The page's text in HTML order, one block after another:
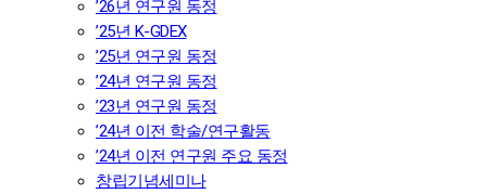
’26년 연구원 동정
’25년 K-GDEX
’25년 연구원 동정
’24년 연구원 동정
’23년 연구원 동정
’24년 이전 학술/연구활동
’24년 이전 연구원 주요 동정
창립기념세미나